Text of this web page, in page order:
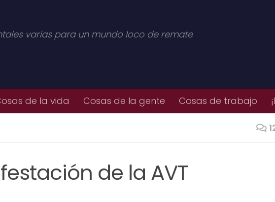
varias para un mundo loco de remate
de la vida Cosas de la gente Cosas de trabajo
de la AVT